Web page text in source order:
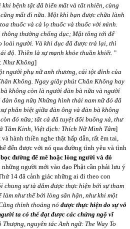
bệnh tật đã biến mất và tất nhiên, cùng
mất đi nữa. Một khi bạn được chữa lành
thuốc và cả lọ thuốc và thuốc với mình.
thường chống dục; Mật tông tới để
loài người. Và khi dục đã được trả lại, thì
độ. Thiền là sự mạnh khỏe thuần khiết. "
Như Không]
người phụ nữ anh thương, cái tột đỉnh của
Không. Ngay giây phút Chân Không hay
không còn là người đàn bà nữa và người
ông nữạ Những hình thái nam nữ đó đã
phân biệt giữa đàn ông và đàn bà không
đó nữa; tất cả đã tuyệt đối buông xả, thư
Tâm Kinh, Việt dịch: Thích Nữ Minh Tâm]
hành thiền nghe thật hấp dẫn, rất êm tai,
đến được với nó qua đường tình yêu và tình
đường để mê hoặc lòng người và đó
những người mới vào đạo Phật cần phải lưu ý
14 đã cảnh giác những ai đi theo con
chung sự tà dâm được thực hiện bởi sự tham
như thế bởi lòng sân hận, như khi một
thỉnh thoảng nó được thực hiện do sự vô
ta có thể đạt được các chứng ngộ vĩ
nguyên tác Anh ngữ: The Way To